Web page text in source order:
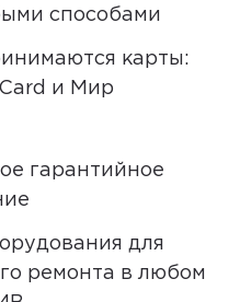
или курьер
способами
карты:
и Мир
гарантийное
для
ремонта в любом